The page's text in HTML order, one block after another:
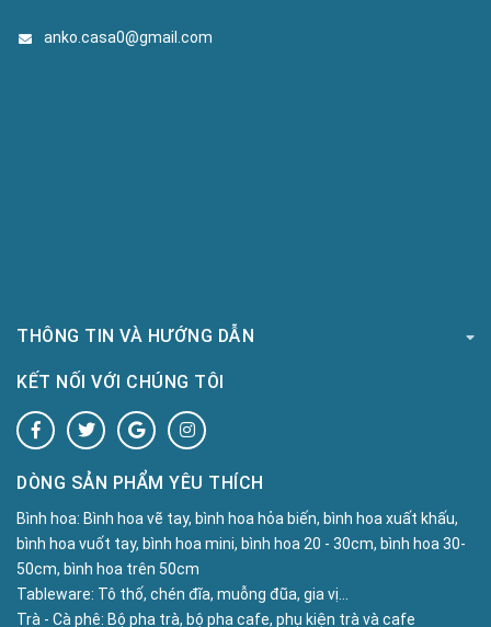
anko.casa0@gmail.com
THÔNG TIN VÀ HƯỚNG DẪN
KẾT NỐI VỚI CHÚNG TÔI
DÒNG SẢN PHẨM YÊU THÍCH
Bình hoa: Bình hoa vẽ tay, bình hoa hỏa biến, bình hoa xuất khấu,
bình hoa vuốt tay, bình hoa mini, bình hoa 20 - 30cm, bình hoa 30-
50cm, bình hoa trên 50cm
Tableware: Tô thố, chén đĩa, muỗng đũa, gia vị...
Trà - Cà phê: Bộ pha trà, bộ pha cafe, phụ kiện trà và cafe